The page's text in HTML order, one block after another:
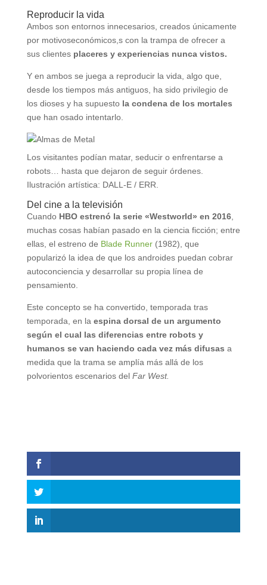
Reproducir la vida
Ambos son entornos innecesarios, creados únicamente
por motivoseconómicos,s con la trampa de ofrecer a
sus clientes placeres y experiencias nunca vistos.
Y en ambos se juega a reproducir la vida, algo que,
desde los tiempos más antiguos, ha sido privilegio de
los dioses y ha supuesto la condena de los mortales
que han osado intentarlo.
Los visitantes podían matar, seducir o enfrentarse a
robots… hasta que dejaron de seguir órdenes.
Ilustración artística: DALL-E / ERR.
Del cine a la televisión
Cuando HBO estrenó la serie «Westworld» en 2016,
muchas cosas habían pasado en la ciencia ficción; entre
ellas, el estreno de Blade Runner(1982), que
popularizó la idea de que los androides puedan cobrar
autoconciencia y desarrollar su propia línea de
pensamiento.
Este concepto se ha convertido, temporada tras
temporada, en laespina dorsal de un argumento
según el cual las diferencias entre robots y
humanos se van haciendo cada vez más difusas a
medida que la trama se amplía más allá de los
polvorientos escenarios del Far West.